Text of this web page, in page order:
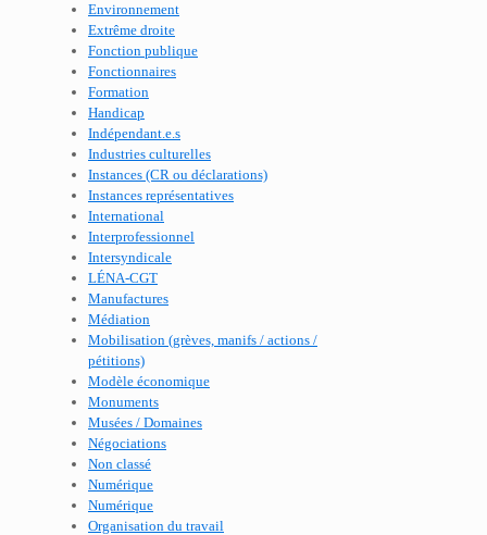
Environnement
Extrême droite
Fonction publique
Fonctionnaires
Formation
Handicap
Indépendant.e.s
Industries culturelles
Instances (CR ou déclarations)
Instances représentatives
International
Interprofessionnel
Intersyndicale
LÉNA-CGT
Manufactures
Médiation
Mobilisation (grèves, manifs / actions /
pétitions)
Modèle économique
Monuments
Musées / Domaines
Négociations
Non classé
Numérique
Numérique
Organisation du travail